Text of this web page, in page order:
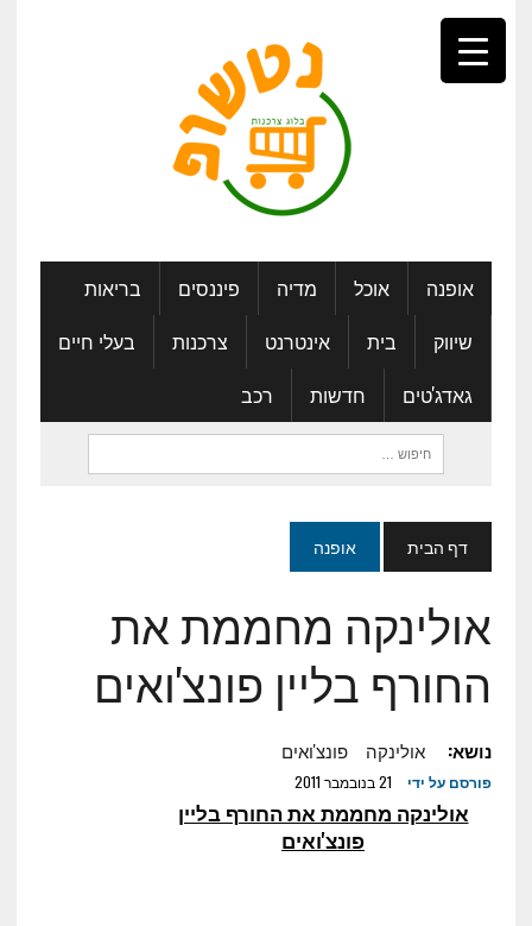
אופנה אוכל מדיה פיננסים
בריאות
שיווק
בית אינטרנט צרכנות
בעלי חיים
גאדג'טים
חדשות
רכב
חיפוש:
דף הבית אופנה
אולינקה מחממת את
החורף בליין פונצ'ואים
נושא: אולינקה פונצ'ואים
פורסם על ידי 21 בנובמבר 2011
אולינקה מחממת את החורף בליין
פונצ'ואים